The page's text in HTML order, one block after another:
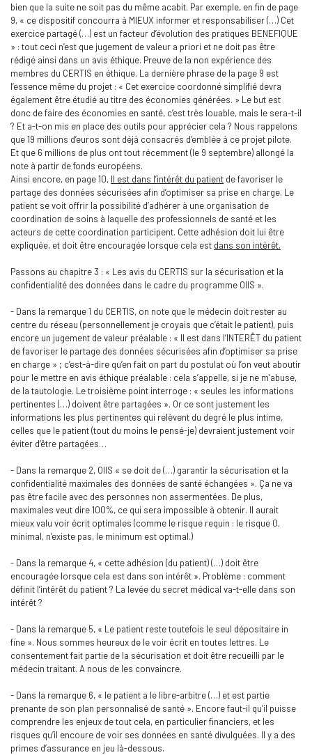
bien que la suite ne soit pas du même acabit. Par exemple, en fin de page
9, « ce dispositif concourra à MIEUX informer et responsabiliser (…) Cet
exercice partagé (…) est un facteur d’évolution des pratiques BENEFIQUE
» : tout ceci n’est que jugement de valeur a priori et ne doit pas être
rédigé ainsi dans un avis éthique. Preuve de la non expérience des
membres du CERTIS en éthique. La dernière phrase de la page 9 est
l’essence même du projet : « Cet exercice coordonné simplifié devra
également être étudié au titre des économies générées. » Le but est
donc de faire des économies en santé, c’est très louable, mais le sera-t-il
? Et a-t-on mis en place des outils pour apprécier cela ? Nous rappelons
que 19 millions d’euros sont déjà consacrés d’emblée à ce projet pilote.
Et que 6 millions de plus ont tout récemment (le 9 septembre) allongé la
note à partir de fonds européens.
Ainsi encore, en page 10, Il est dans l’intérêt du patient de favoriser le
partage des données sécurisées afin d’optimiser sa prise en charge. Le
patient se voit offrir la possibilité d’adhérer à une organisation de
coordination de soins à laquelle des professionnels de santé et les
acteurs de cette coordination participent. Cette adhésion doit lui être
expliquée, et doit être encouragée lorsque cela est dans son intérêt.
Passons au chapitre 3 : « Les avis du CERTIS sur la sécurisation et la
confidentialité des données dans le cadre du programme OIIS ».
- Dans la remarque 1 du CERTIS, on note que le médecin doit rester au
centre du réseau (personnellement je croyais que c’était le patient), puis
encore un jugement de valeur préalable : « Il est dans l’INTERÊT du patient
de favoriser le partage des données sécurisées afin d’optimiser sa prise
en charge » ; c’est-à-dire qu’en fait on part du postulat où l’on veut aboutir
pour le mettre en avis éthique préalable : cela s’appelle, si je ne m’abuse,
de la tautologie. Le troisième point interroge : « seules les informations
pertinentes (…) doivent être partagées ». Or ce sont justement les
informations les plus pertinentes qui relèvent du degré le plus intime,
celles que le patient (tout du moins le pensé-je) devraient justement voir
éviter d’être partagées…
- Dans la remarque 2, OIIS « se doit de (…) garantir la sécurisation et la
confidentialité maximales des données de santé échangées ». Ça ne va
pas être facile avec des personnes non assermentées. De plus,
maximales veut dire 100%, ce qui sera impossible à obtenir. Il aurait
mieux valu voir écrit optimales (comme le risque requin : le risque 0,
minimal, n’existe pas, le minimum est optimal.)
- Dans la remarque 4, « cette adhésion (du patient) (…) doit être
encouragée lorsque cela est dans son intérêt ». Problème : comment
définit l’intérêt du patient ? La levée du secret médical va-t-elle dans son
intérêt ?
- Dans la remarque 5, « Le patient reste toutefois le seul dépositaire in
fine ». Nous sommes heureux de le voir écrit en toutes lettres. Le
consentement fait partie de la sécurisation et doit être recueilli par le
médecin traitant. A nous de les convaincre.
- Dans la remarque 6, « le patient a le libre-arbitre (…) et est partie
prenante de son plan personnalisé de santé ». Encore faut-il qu’il puisse
comprendre les enjeux de tout cela, en particulier financiers, et les
risques qu’il encoure de voir ses données en santé divulguées. Il y a des
primes d’assurance en jeu là-dessous.